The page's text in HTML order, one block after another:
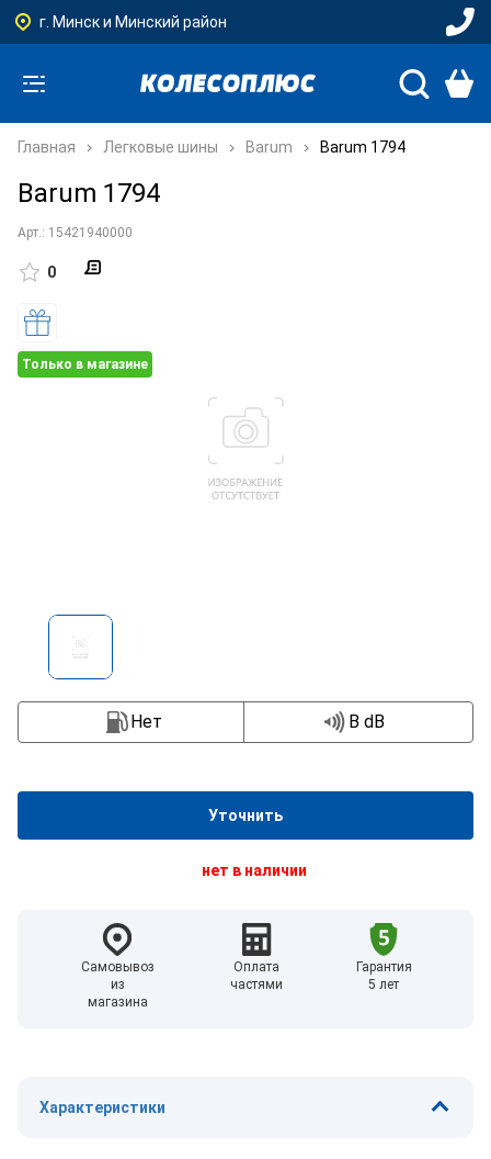
г. Минск и Минский район
Главная Легковые шины Barum Barum 1794
Barum 1794
Арт.: 15421940000
0
Только в магазине
Нет B dB
Уточнить
нет в наличии
Самовывоз
из
магазина
Оплата
частями
Гарантия
5 лет
Характеристики